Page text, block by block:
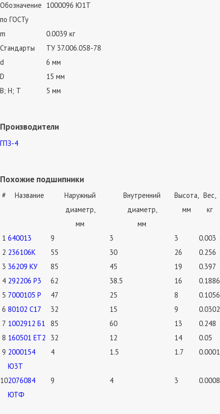
Обозначение
по ГОСТу
1000096 Ю1Т
m
0.0039 кг
Стандарты
ТУ 37.006.058-78
d
6 мм
D
15 мм
В; Н; Т
5 мм
Производители
ГПЗ-4
Похожие подшипники
# Название
Наружный
диаметр,
мм
Внутренний
диаметр,
мм
Высота,
мм
Вес,
кг
1 640013 9 3 3
0.003
2 236106К 55 30 26
0.256
3 36209 КУ 85 45 19
0.397
4 292206 Р3 62 38.5 16
0.1886
5 7000105 Р 47 25 8
0.1056
6 80102 С17 32 15 9
0.0302
7 1002912 Б1 85 60 13
0.248
8 160501 ЕТ2 32 12 14
0.05
9 2000154
Ю3Т
4 1.5 1.7 0.0001
102076084
ЮТФ
9 4 3 0.0008